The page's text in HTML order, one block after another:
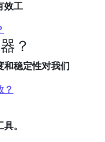
效工
？
和稳定性对我们
？
。